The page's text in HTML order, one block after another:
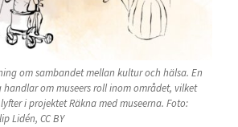
om sambandet mellan kultur och hälsa. En
om museers roll inom området, vilket
i projektet Räkna med museerna. Foto:
Lidén, CC BY